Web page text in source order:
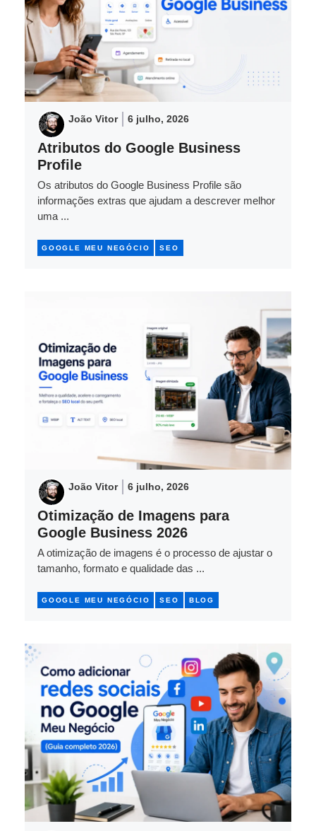
João Vitor 6 julho, 2026
Atributos do Google Business
Profile
Os atributos do Google Business Profile são
informações extras que ajudam a descrever melhor
uma ...
GOOGLE MEU NEGÓCIO SEO
João Vitor 6 julho, 2026
Otimização de Imagens para
Google Business 2026
A otimização de imagens é o processo de ajustar o
tamanho, formato e qualidade das ...
GOOGLE MEU NEGÓCIO SEO BLOG